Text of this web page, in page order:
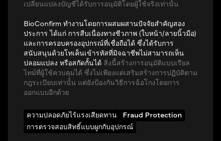
เปลี่ยนแปลงบัญชีได้รับการอนุมัติโดยผู้ใช้จริงเท่านั้น
BioConfirm ทำงานโดยการผสมผสานปัจจัยสำคัญสอง
ประการ ได้แก่ การสืบเนื่องทางชีวภาพ (ใบหน้า/ลายนิ้วมือ)
และการครอบครองอุปกรณ์ที่เชื่อถือได้ ซึ่งได้รับการ
สนับสนุนด้วยโทเค็นเข้ารหัสที่มิจฉาชีพไม่สามารถเห็น
ปลอมแปลง หรือสกัดกั้นได้ สิ่งนี้สร้างการอนุมัติแบบเรียล
ไทม์ที่ผู้ใช้ควบคุมได้ ซึ่งไม่เพียงแต่เสริมสร้างการปฏิบัติตาม
กฎระเบียบเท่านั้น แต่ยังป้องกันวิธีการฉ้อโกงโดยการ
ออกแบบอีกด้วย
ความปลอดภัยไร้แรงเสียดทาน
Fraud Protection
การตรวจสอบสิทธิ์แบบผูกกับอุปกรณ์